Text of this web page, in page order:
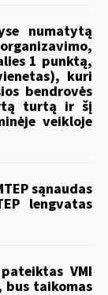
numatytą
1 punktą,
kuri
bendrovės
turtą ir šį
veikloje
sąnaudas
lengvatas
VMI
bus taikomas